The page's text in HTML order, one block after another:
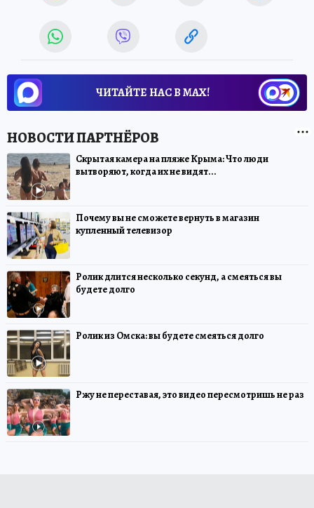
ЧИТАЙТЕ НАС В МАХ!
Скрытая камера на пляже Крыма: Что люди
вытворяют, когда их не видят...
Почему вы не сможете вернуть в магазин
купленный телевизор
Ролик длится несколько секунд, а смеяться вы
будете долго
Ролик из Омска: вы будете смеяться долго
Ржу не переставая, это видео пересмотришь не раз